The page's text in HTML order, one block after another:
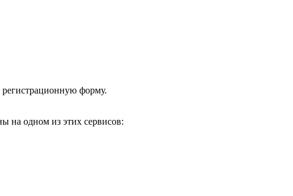
форму.
на одном из этих сервисов: